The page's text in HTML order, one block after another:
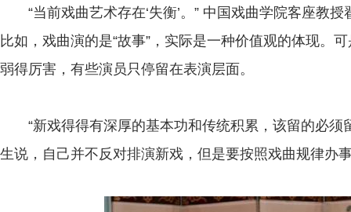
“当前戏曲艺术存在‘失衡’。” 中国戏曲学院客座教授
比如，戏曲演的是“故事”，实际是一种价值观的体现。
弱得厉害，有些演员只停留在表演层面。
“新戏得得有深厚的基本功和传统积累，该留的必须
生说，自己并不反对排演新戏，但是要按照戏曲规律办